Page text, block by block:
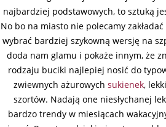
najbardziej podstawowych, to sztuką
No bo na miasto nie polecamy
wybrać bardziej szykowną wersję na
doda nam glamu i pokaże innym, że
rodzaju buciki najlepiej nosić do
zwiewnych ażurowych sukienek,
szortów. Nadają one niesłychanej
bardzo trendy w miesiącach